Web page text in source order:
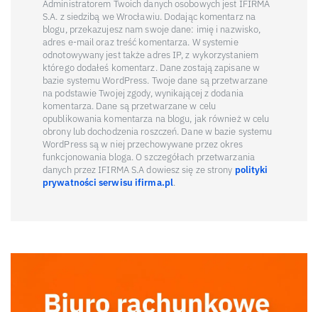
Administratorem Twoich danych osobowych jest IFIRMA
S.A. z siedzibą we Wrocławiu. Dodając komentarz na
blogu, przekazujesz nam swoje dane: imię i nazwisko,
adres e-mail oraz treść komentarza. W systemie
odnotowywany jest także adres IP, z wykorzystaniem
którego dodałeś komentarz. Dane zostają zapisane w
bazie systemu WordPress. Twoje dane są przetwarzane
na podstawie Twojej zgody, wynikającej z dodania
komentarza. Dane są przetwarzane w celu
opublikowania komentarza na blogu, jak również w celu
obrony lub dochodzenia roszczeń. Dane w bazie systemu
WordPress są w niej przechowywane przez okres
funkcjonowania bloga. O szczegółach przetwarzania
danych przez IFIRMA S.A dowiesz się ze strony polityki
prywatności serwisu ifirma.pl.